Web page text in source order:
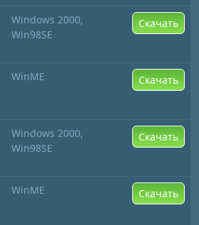
Windows 2000,
Win98SE
Скачать
WinME Скачать
Windows 2000,
Win98SE
Скачать
WinME Скачать